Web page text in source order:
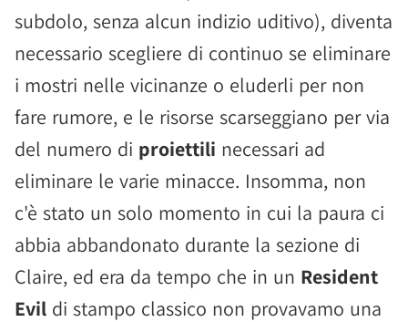
subdolo, senza alcun indizio uditivo), diventa
necessario scegliere di continuo se eliminare
i mostri nelle vicinanze o eluderli per non
fare rumore, e le risorse scarseggiano per via
del numero di proiettili necessari ad
eliminare le varie minacce. Insomma, non
c'è stato un solo momento in cui la paura ci
abbia abbandonato durante la sezione di
Claire, ed era da tempo che in un Resident
Evil di stampo classico non provavamo una